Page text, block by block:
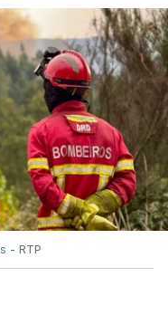
gravidade" a
de enviar para
sobre retorno
se de "uma
República
- RTP